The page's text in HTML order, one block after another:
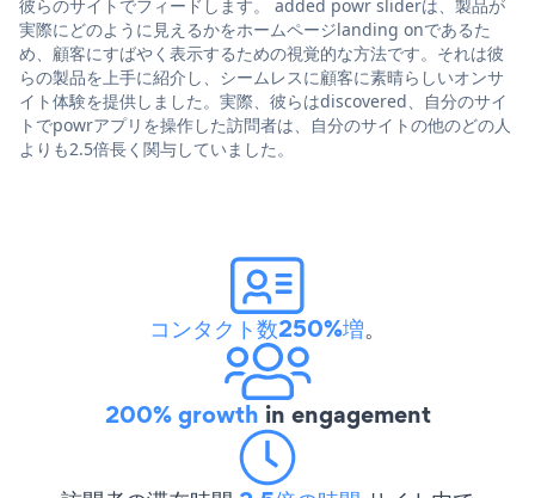
彼らのサイトでフィードします。 added powr sliderは、製品が
実際にどのように見えるかをホームページlanding onであるた
め、顧客にすばやく表示するための視覚的な方法です。それは彼
らの製品を上手に紹介し、シームレスに顧客に素晴らしいオンサ
イト体験を提供しました。実際、彼らはdiscovered、自分のサイ
トでpowrアプリを操作した訪問者は、自分のサイトの他のどの人
よりも2.5倍長く関与していました。
コンタクト数250%増。
200% growth in engagement